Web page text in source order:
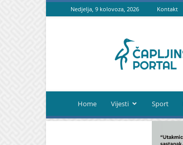
Nedjelja, 9 kolovoza, 2026 Kontakt
portal
Home Vijesti Sport